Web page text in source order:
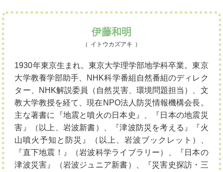
伊藤和明
イトウカズアキ
1930年東京生まれ。東京大学理学部地学科卒業。東京
大学教養学部助手、NHK科学番組自然番組のディレク
ター、NHK解説委員（自然災害、環境問題担当）、文
教大学教授を経て、現在NPO法人防災情報機構会長。
主な著書に『地震と噴火の日本史』、『日本の地震災
害』（以上、岩波新書）、『津波防災を考える』『火
山噴火予知と防災』（以上、岩波ブックレット）、
『直下地震！』（岩波科学ライブラリー）、『日本の
津波災害』（岩波ジュニア新書）、『災害史探訪・三